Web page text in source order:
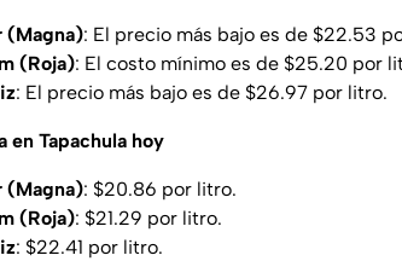
(Magna): El precio más bajo es de $22.53
(Roja): El costo mínimo es de $25.20 por
: El precio más bajo es de $26.97 por litro.
en Tapachula hoy
(Magna): $20.86 por litro.
(Roja): $21.29 por litro.
: $22.41 por litro.